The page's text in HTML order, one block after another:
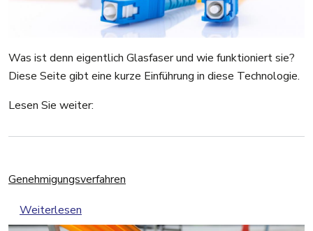
Was ist denn eigentlich Glasfaser und wie funktioniert sie?
Diese Seite gibt eine kurze Einführung in diese Technologie.
Lesen Sie weiter:
Genehmigungsverfahren
Weiterlesen